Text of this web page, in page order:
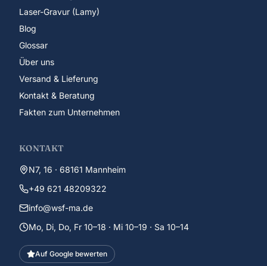
Laser-Gravur (Lamy)
Blog
Glossar
Über uns
Versand & Lieferung
Kontakt & Beratung
Fakten zum Unternehmen
KONTAKT
N7, 16 · 68161 Mannheim
+49 621 48209322
info@wsf-ma.de
Mo, Di, Do, Fr 10–18 · Mi 10–19 · Sa 10–14
Auf Google bewerten